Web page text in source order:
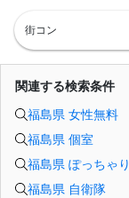
街コン
関連する検索条件
福島県 女性無料
福島県 個室
福島県 ぽっちゃり
福島県 自衛隊